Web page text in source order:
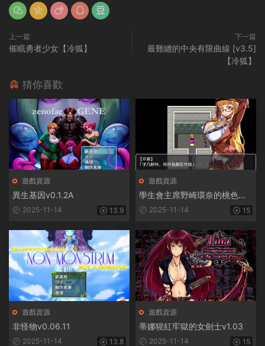
上一篇
催眠勇者少女【冷狐】
下一篇
最難纏的中央有限曲線 [v3.5]
【冷狐】
猜你喜歡
遊戲資源
異生基因v0.1.2A
2025-11-14 13.9
遊戲資源
學生會主席野崎環奈的桃色煩
惱 2025-11-14 15
遊戲資源
非怪物v0.06.11
2025-11-14 13.8
遊戲資源
蒂娜猩紅牢獄的女劍士v1.03
2025-11-14 15